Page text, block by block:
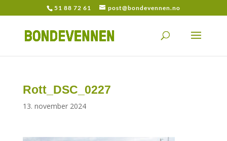
51 88 72 61 post@bondevennen.no
Rott_DSC_0227
13. november 2024